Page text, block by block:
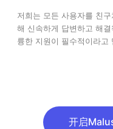
저희는 모든 사용자를 친
해 신속하게 답변하고 해
륭한 지원이 필수적이라고
开启